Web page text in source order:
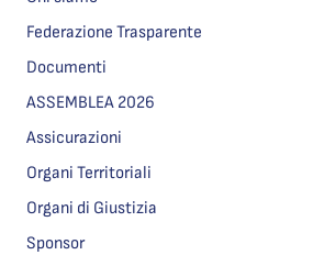
Federazione Trasparente
Documenti
ASSEMBLEA 2026
Assicurazioni
Organi Territoriali
Organi di Giustizia
Sponsor